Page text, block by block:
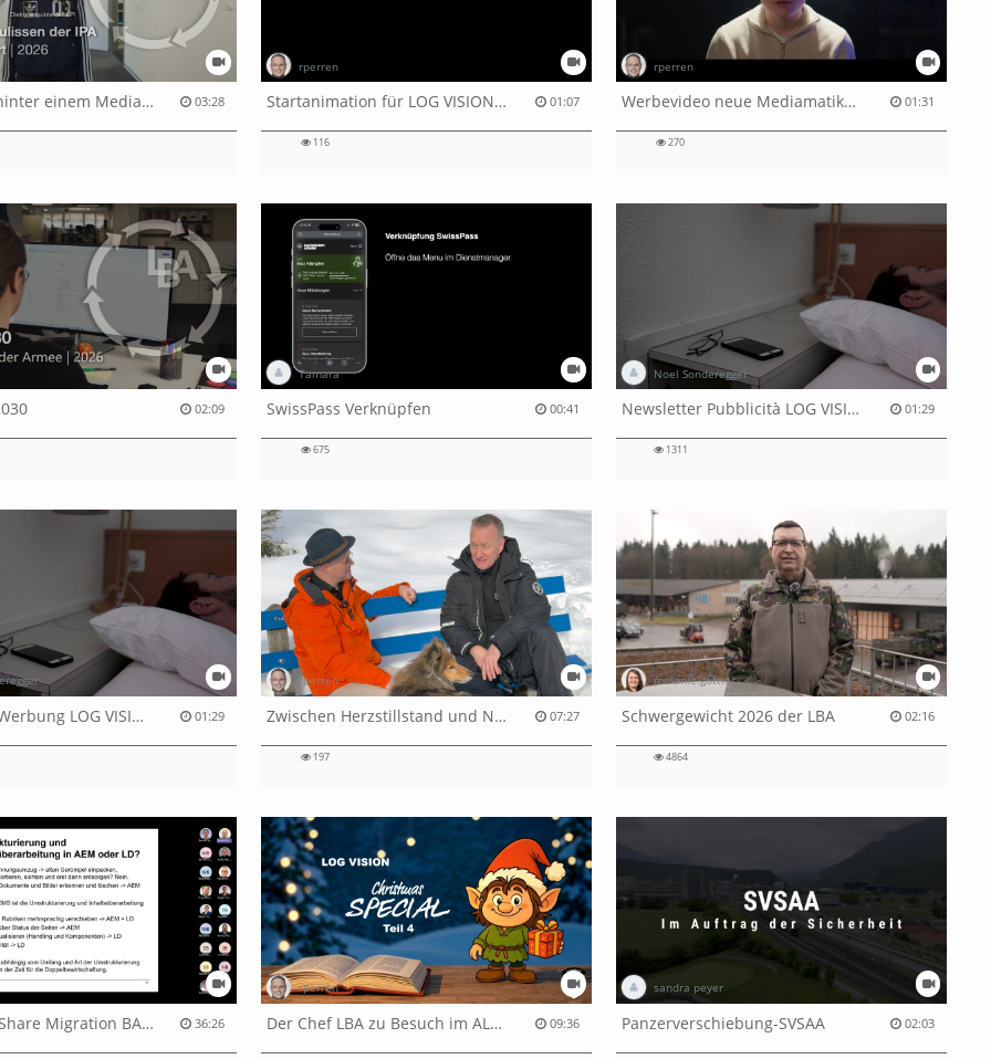
Was steckt hinter einem Mediamatiker-QV, der individuellen Abschlussprüfung (IPA) 03:28
rperren
Startanimation für LOG VISION Portal 01:07
116
rperren
Werbevideo neue Mediamatiker Lernende für die DMA 01:31
270
02:09
Tamara
SwissPass Verknüpfen 00:41
675
Noel Sonderegger
Newsletter Pubblicità LOG VISION 01:29
1311
Newsletter Werbung LOG VISION 01:29
rperren
Zwischen Herzstillstand und Neustart 07:27
197
melanie.gottier
Schwergewicht 2026 der LBA 02:16
4864
Experience Share Migration BAFU 36:26
rperren
Der Chef LBA zu Besuch im ALC Hinwil 09:36
sandra peyer
Panzerverschiebung-SVSAA 02:03